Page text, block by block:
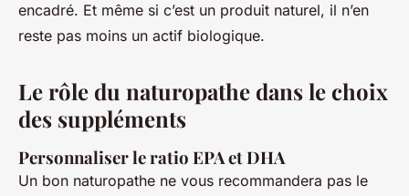
encadré. Et même si c’est un produit naturel, il n’en
reste pas moins un actif biologique.
Le rôle du naturopathe dans le choix
des suppléments
Personnaliser le ratio EPA et DHA
Un bon naturopathe ne vous recommandera pas le